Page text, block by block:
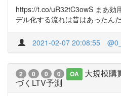
https://t.co/uR32tC3owS まあ効
デル化する流れは昔はあったん
2021-02-07 20:08:55
2 0 0 0 OA
大規模購
づくLTV予測